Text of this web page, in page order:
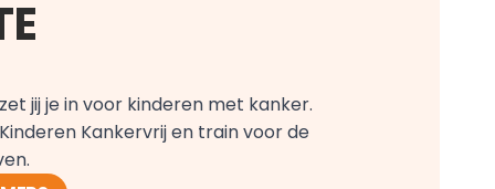
jij je in voor kinderen met kanker.
Kankervrij en train voor de